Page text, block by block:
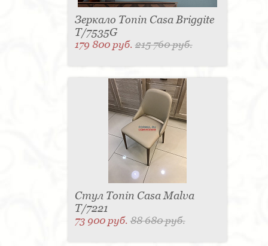
Зеркало Tonin Casa Briggite
T/7535G
179 800 руб.215 760 руб.
Стул Tonin Casa Malva
T/7221
73 900 руб.88 680 руб.